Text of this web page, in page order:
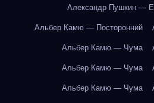
Александр Пушкин —
Альбер Камю — Посторонний
Альбер Камю — Чума
Альбер Камю — Чума
Альбер Камю — Чума